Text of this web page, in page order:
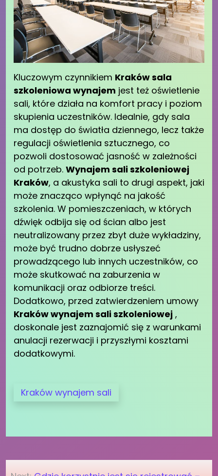
Kluczowym czynnikiem Kraków sala
szkoleniowa wynajem jest też oświetlenie
sali, które działa na komfort pracy i poziom
skupienia uczestników. Idealnie, gdy sala
ma dostęp do światła dziennego, lecz także
regulacji oświetlenia sztucznego, co
pozwoli dostosować jasność w zależności
od potrzeb. Wynajem sali szkoleniowej
Kraków, a akustyka sali to drugi aspekt, jaki
może znacząco wpłynąć na jakość
szkolenia. W pomieszczeniach, w których
dźwięk odbija się od ścian albo jest
neutralizowany przez zbyt duże wykładziny,
może być trudno dobrze usłyszeć
prowadzącego lub innych uczestników, co
może skutkować na zaburzenia w
komunikacji oraz odbiorze treści.
Dodatkowo, przed zatwierdzeniem umowy
Kraków wynajem sali szkoleniowej ,
doskonale jest zaznajomić się z warunkami
anulacji rezerwacji i przyszłymi kosztami
dodatkowymi.
Kraków wynajem sali